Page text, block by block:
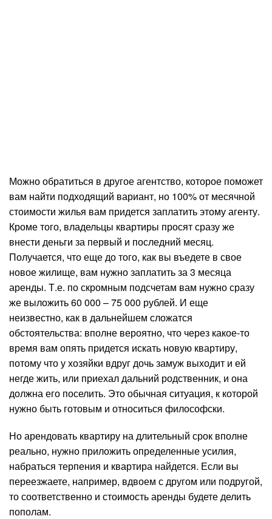
Можно обратиться в другое агентство, которое поможет
вам найти подходящий вариант, но 100% от месячной
стоимости жилья вам придется заплатить этому агенту.
Кроме того, владельцы квартиры просят сразу же
внести деньги за первый и последний месяц.
Получается, что еще до того, как вы въедете в свое
новое жилище, вам нужно заплатить за 3 месяца
аренды. Т.е. по скромным подсчетам вам нужно сразу
же выложить 60 000 – 75 000 рублей. И еще
неизвестно, как в дальнейшем сложатся
обстоятельства: вполне вероятно, что через какое-то
время вам опять придется искать новую квартиру,
потому что у хозяйки вдруг дочь замуж выходит и ей
негде жить, или приехал дальний родственник, и она
должна его поселить. Это обычная ситуация, к которой
нужно быть готовым и относиться философски.
Но арендовать квартиру на длительный срок вполне
реально, нужно приложить определенные усилия,
набраться терпения и квартира найдется. Если вы
переезжаете, например, вдвоем с другом или подругой,
то соответственно и стоимость аренды будете делить
пополам.